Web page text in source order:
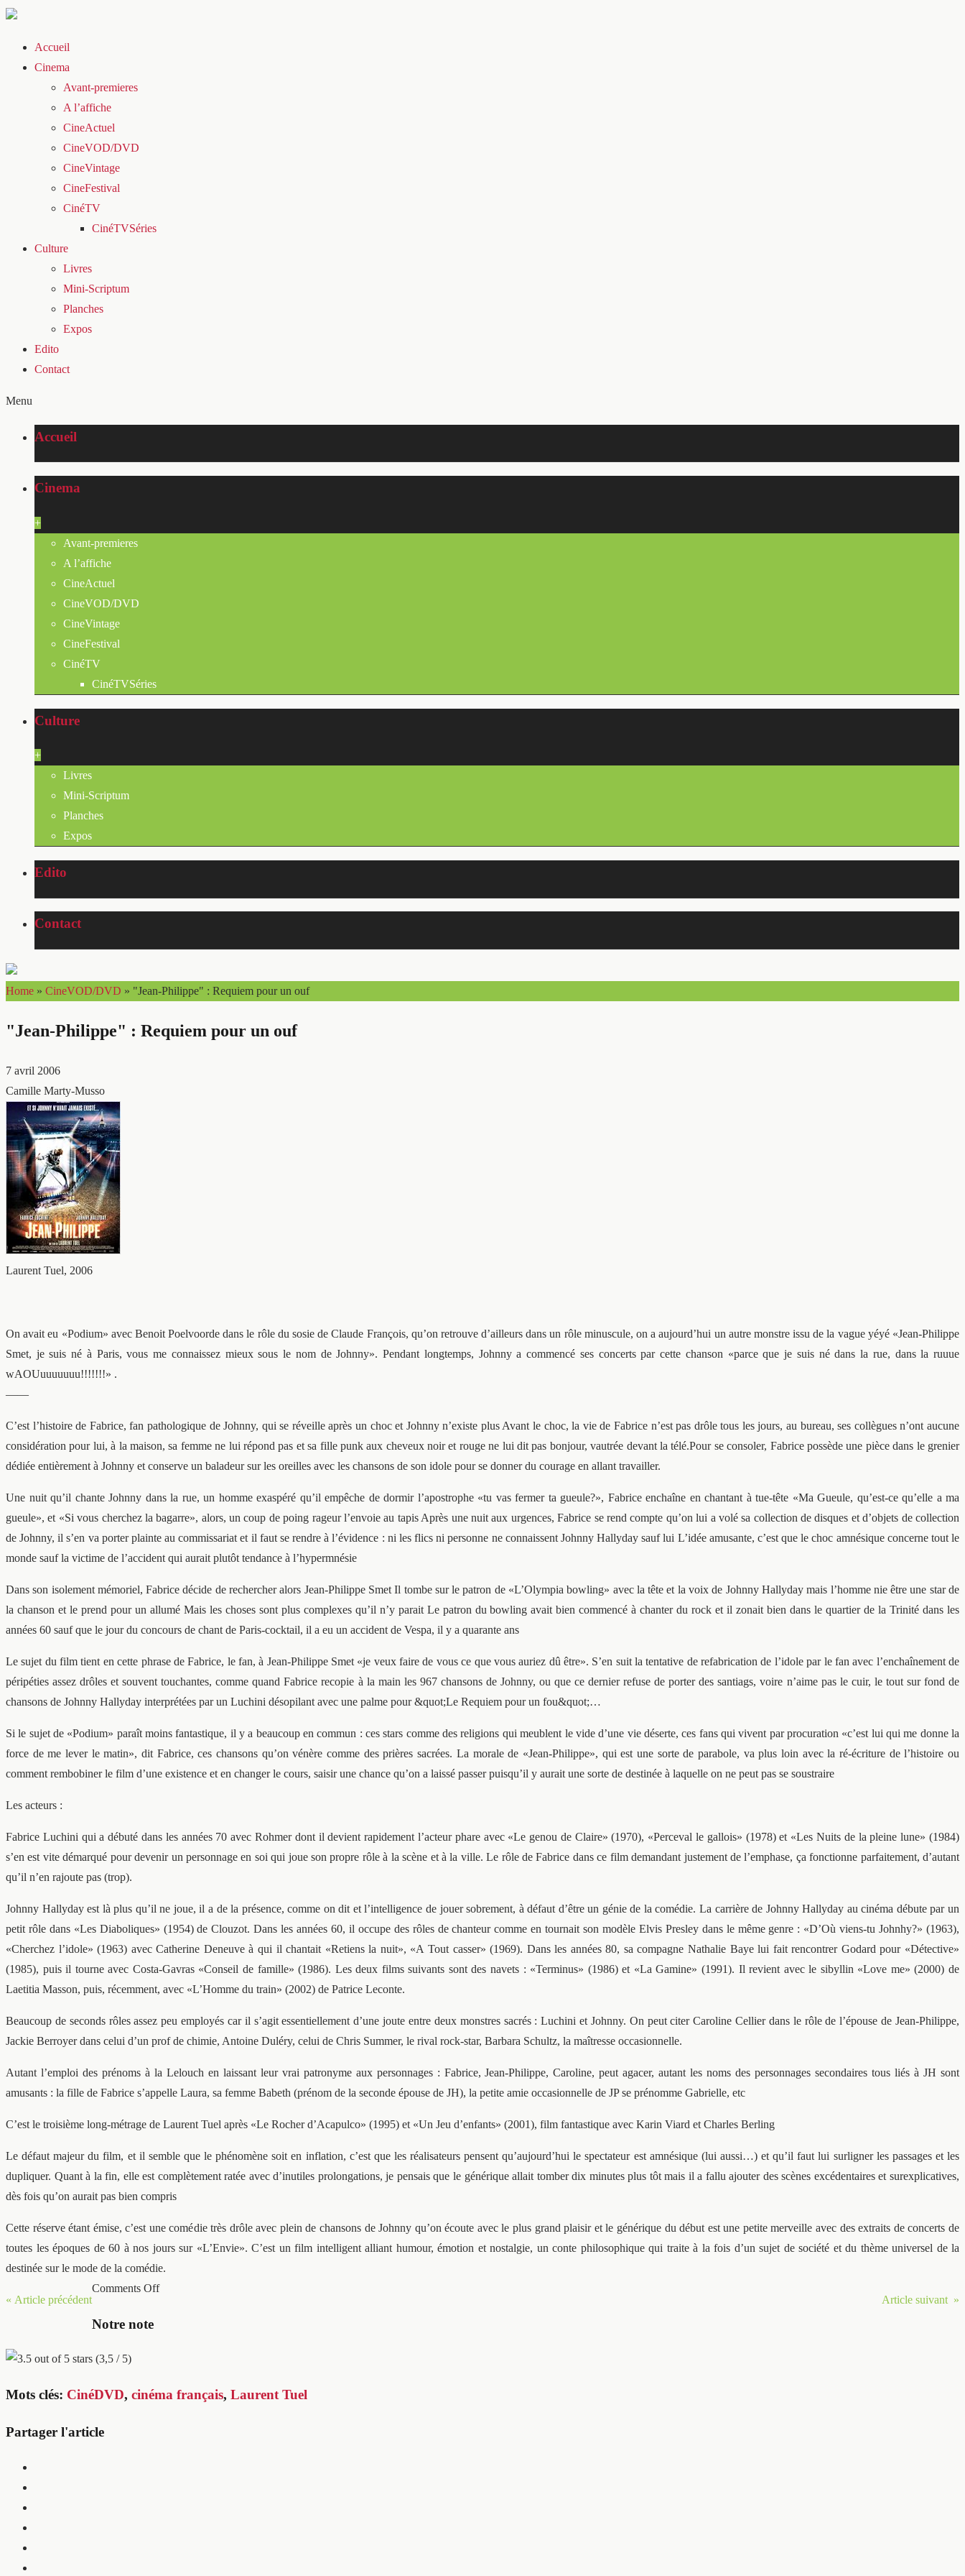
Accueil
Cinema
Avant-premieres
A l’affiche
CineActuel
CineVOD/DVD
CineVintage
CineFestival
CinéTV
CinéTVSéries
Culture
Livres
Mini-Scriptum
Planches
Expos
Edito
Contact
Menu
Accueil
Cinema
+
Avant-premieres
A l’affiche
CineActuel
CineVOD/DVD
CineVintage
CineFestival
CinéTV
CinéTVSéries
Culture
+
Livres
Mini-Scriptum
Planches
Expos
Edito
Contact
Home » CineVOD/DVD » "Jean-Philippe" : Requiem pour un ouf
"Jean-Philippe" : Requiem pour un ouf
7 avril 2006
Camille Marty-Musso
Laurent Tuel, 2006
On avait eu «Podium» avec Benoit Poelvoorde dans le rôle du sosie de Claude François, qu’on retrouve d’ailleurs dans un rôle minuscule, on a aujourd’hui un autre monstre issu de la vague yéyé «Jean-Philippe
Smet, je suis né à Paris, vous me connaissez mieux sous le nom de Johnny». Pendant longtemps, Johnny a commencé ses concerts par cette chanson «parce que je suis né dans la rue, dans la ruuue
wAOUuuuuuuu!!!!!!!» .
——
C’est l’histoire de Fabrice, fan pathologique de Johnny, qui se réveille après un choc et Johnny n’existe plus Avant le choc, la vie de Fabrice n’est pas drôle tous les jours, au bureau, ses collègues n’ont aucune
considération pour lui, à la maison, sa femme ne lui répond pas et sa fille punk aux cheveux noir et rouge ne lui dit pas bonjour, vautrée devant la télé.Pour se consoler, Fabrice possède une pièce dans le grenier
dédiée entièrement à Johnny et conserve un baladeur sur les oreilles avec les chansons de son idole pour se donner du courage en allant travailler.
Une nuit qu’il chante Johnny dans la rue, un homme exaspéré qu’il empêche de dormir l’apostrophe «tu vas fermer ta gueule?», Fabrice enchaîne en chantant à tue-tête «Ma Gueule, qu’est-ce qu’elle a ma
gueule», et «Si vous cherchez la bagarre», alors, un coup de poing rageur l’envoie au tapis Après une nuit aux urgences, Fabrice se rend compte qu’on lui a volé sa collection de disques et d’objets de collection
de Johnny, il s’en va porter plainte au commissariat et il faut se rendre à l’évidence : ni les flics ni personne ne connaissent Johnny Hallyday sauf lui L’idée amusante, c’est que le choc amnésique concerne tout le
monde sauf la victime de l’accident qui aurait plutôt tendance à l’hypermnésie
Dans son isolement mémoriel, Fabrice décide de rechercher alors Jean-Philippe Smet Il tombe sur le patron de «L’Olympia bowling» avec la tête et la voix de Johnny Hallyday mais l’homme nie être une star de
la chanson et le prend pour un allumé Mais les choses sont plus complexes qu’il n’y parait Le patron du bowling avait bien commencé à chanter du rock et il zonait bien dans le quartier de la Trinité dans les
années 60 sauf que le jour du concours de chant de Paris-cocktail, il a eu un accident de Vespa, il y a quarante ans
Le sujet du film tient en cette phrase de Fabrice, le fan, à Jean-Philippe Smet «je veux faire de vous ce que vous auriez dû être». S’en suit la tentative de refabrication de l’idole par le fan avec l’enchaînement de
péripéties assez drôles et souvent touchantes, comme quand Fabrice recopie à la main les 967 chansons de Johnny, ou que ce dernier refuse de porter des santiags, voire n’aime pas le cuir, le tout sur fond de
chansons de Johnny Hallyday interprétées par un Luchini désopilant avec une palme pour &quot;Le Requiem pour un fou&quot;…
Si le sujet de «Podium» paraît moins fantastique, il y a beaucoup en commun : ces stars comme des religions qui meublent le vide d’une vie déserte, ces fans qui vivent par procuration «c’est lui qui me donne la
force de me lever le matin», dit Fabrice, ces chansons qu’on vénère comme des prières sacrées. La morale de «Jean-Philippe», qui est une sorte de parabole, va plus loin avec la ré-écriture de l’histoire ou
comment rembobiner le film d’une existence et en changer le cours, saisir une chance qu’on a laissé passer puisqu’il y aurait une sorte de destinée à laquelle on ne peut pas se soustraire
Les acteurs :
Fabrice Luchini qui a débuté dans les années 70 avec Rohmer dont il devient rapidement l’acteur phare avec «Le genou de Claire» (1970), «Perceval le gallois» (1978) et «Les Nuits de la pleine lune» (1984)
s’en est vite démarqué pour devenir un personnage en soi qui joue son propre rôle à la scène et à la ville. Le rôle de Fabrice dans ce film demandant justement de l’emphase, ça fonctionne parfaitement, d’autant
qu’il n’en rajoute pas (trop).
Johnny Hallyday est là plus qu’il ne joue, il a de la présence, comme on dit et l’intelligence de jouer sobrement, à défaut d’être un génie de la comédie. La carrière de Johnny Hallyday au cinéma débute par un
petit rôle dans «Les Diaboliques» (1954) de Clouzot. Dans les années 60, il occupe des rôles de chanteur comme en tournait son modèle Elvis Presley dans le même genre : «D’Où viens-tu Johnhy?» (1963),
«Cherchez l’idole» (1963) avec Catherine Deneuve à qui il chantait «Retiens la nuit», «A Tout casser» (1969). Dans les années 80, sa compagne Nathalie Baye lui fait rencontrer Godard pour «Détective»
(1985), puis il tourne avec Costa-Gavras «Conseil de famille» (1986). Les deux films suivants sont des navets : «Terminus» (1986) et «La Gamine» (1991). Il revient avec le sibyllin «Love me» (2000) de
Laetitia Masson, puis, récemment, avec «L’Homme du train» (2002) de Patrice Leconte.
Beaucoup de seconds rôles assez peu employés car il s’agit essentiellement d’une joute entre deux monstres sacrés : Luchini et Johnny. On peut citer Caroline Cellier dans le rôle de l’épouse de Jean-Philippe,
Jackie Berroyer dans celui d’un prof de chimie, Antoine Duléry, celui de Chris Summer, le rival rock-star, Barbara Schultz, la maîtresse occasionnelle.
Autant l’emploi des prénoms à la Lelouch en laissant leur vrai patronyme aux personnages : Fabrice, Jean-Philippe, Caroline, peut agacer, autant les noms des personnages secondaires tous liés à JH sont
amusants : la fille de Fabrice s’appelle Laura, sa femme Babeth (prénom de la seconde épouse de JH), la petite amie occasionnelle de JP se prénomme Gabrielle, etc
C’est le troisième long-métrage de Laurent Tuel après «Le Rocher d’Acapulco» (1995) et «Un Jeu d’enfants» (2001), film fantastique avec Karin Viard et Charles Berling
Le défaut majeur du film, et il semble que le phénomène soit en inflation, c’est que les réalisateurs pensent qu’aujourd’hui le spectateur est amnésique (lui aussi…) et qu’il faut lui surligner les passages et les
dupliquer. Quant à la fin, elle est complètement ratée avec d’inutiles prolongations, je pensais que le générique allait tomber dix minutes plus tôt mais il a fallu ajouter des scènes excédentaires et surexplicatives,
dès fois qu’on aurait pas bien compris
Cette réserve étant émise, c’est une comédie très drôle avec plein de chansons de Johnny qu’on écoute avec le plus grand plaisir et le générique du début est une petite merveille avec des extraits de concerts de
toutes les époques de 60 à nos jours sur «L’Envie». C’est un film intelligent alliant humour, émotion et nostalgie, un conte philosophique qui traite à la fois d’un sujet de société et du thème universel de la
destinée sur le mode de la comédie.
« Article précédent Article suivant »
Comments Off
Notre note
(3,5 / 5)
Mots clés: CinéDVD, cinéma français, Laurent Tuel
Partager l'article